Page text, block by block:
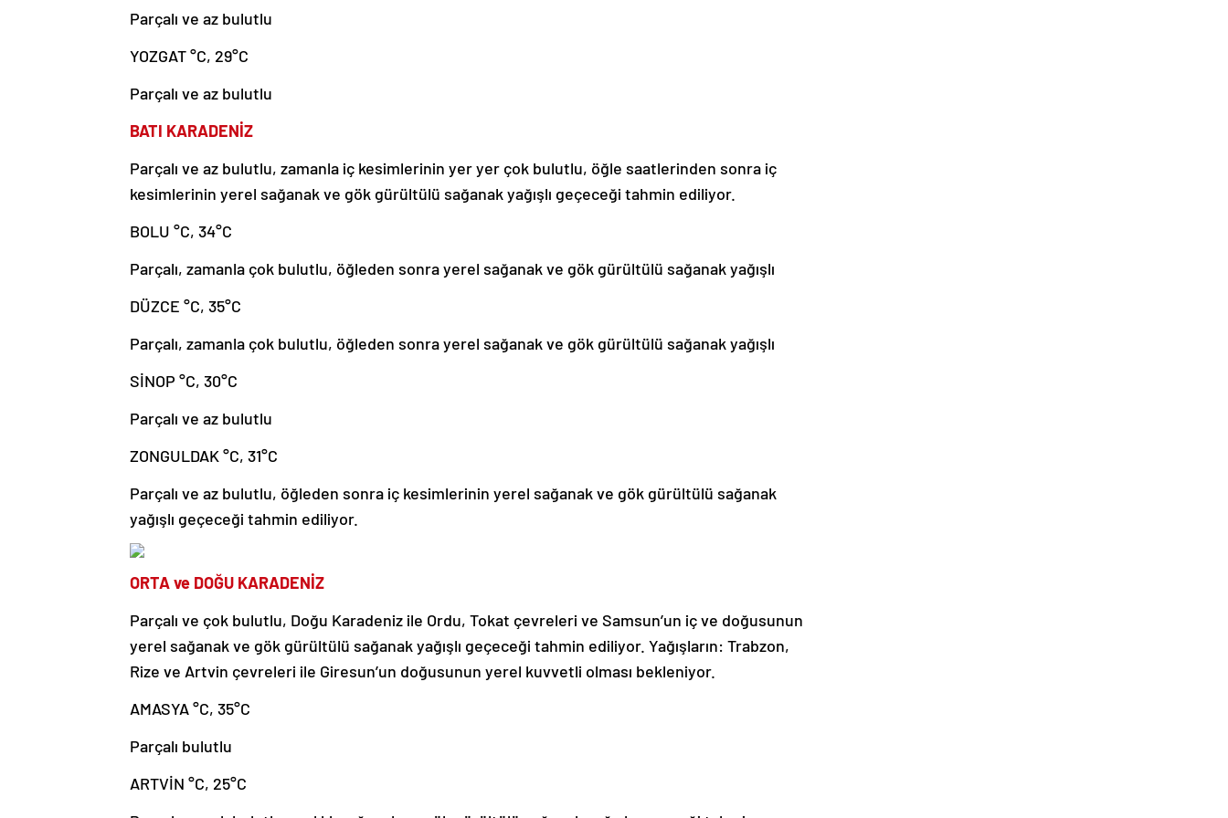
Parçalı ve az bulutlu
YOZGAT °C, 29°C
Parçalı ve az bulutlu
BATI KARADENİZ
Parçalı ve az bulutlu, zamanla iç kesimlerinin yer yer çok bulutlu, öğle saatlerinden sonra iç
kesimlerinin yerel sağanak ve gök gürültülü sağanak yağışlı geçeceği tahmin ediliyor.
BOLU °C, 34°C
Parçalı, zamanla çok bulutlu, öğleden sonra yerel sağanak ve gök gürültülü sağanak yağışlı
DÜZCE °C, 35°C
Parçalı, zamanla çok bulutlu, öğleden sonra yerel sağanak ve gök gürültülü sağanak yağışlı
SİNOP °C, 30°C
Parçalı ve az bulutlu
ZONGULDAK °C, 31°C
Parçalı ve az bulutlu, öğleden sonra iç kesimlerinin yerel sağanak ve gök gürültülü sağanak
yağışlı geçeceği tahmin ediliyor.
ORTA ve DOĞU KARADENİZ
Parçalı ve çok bulutlu, Doğu Karadeniz ile Ordu, Tokat çevreleri ve Samsun’un iç ve doğusunun
yerel sağanak ve gök gürültülü sağanak yağışlı geçeceği tahmin ediliyor. Yağışların: Trabzon,
Rize ve Artvin çevreleri ile Giresun’un doğusunun yerel kuvvetli olması bekleniyor.
AMASYA °C, 35°C
Parçalı bulutlu
ARTVİN °C, 25°C